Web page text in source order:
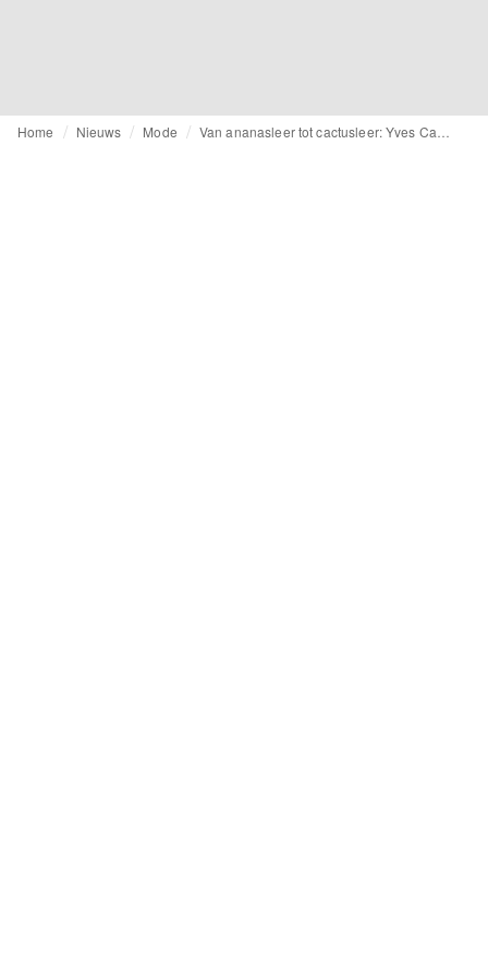
Home Nieuws Mode